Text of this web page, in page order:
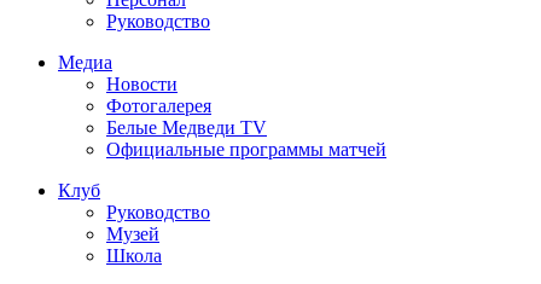
Руководство
Медиа
Новости
Фотогалерея
Белые Медведи TV
Официальные программы матчей
Клуб
Руководство
Музей
Школа